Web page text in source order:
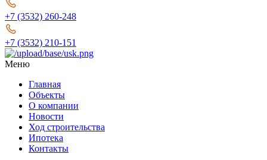
+7 (3532) 260-248
+7 (3532) 210-151
Меню
Главная
Объекты
О компании
Новости
Ход строительства
Ипотека
Контакты